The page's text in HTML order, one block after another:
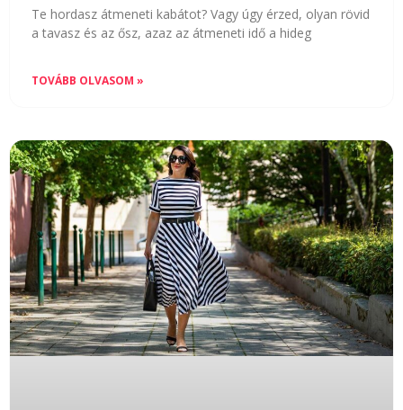
Te hordasz átmeneti kabátot? Vagy úgy érzed, olyan rövid
a tavasz és az ősz, azaz az átmeneti idő a hideg
TOVÁBB OLVASOM »